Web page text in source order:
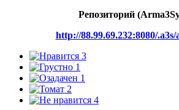
Репозиторий
http://88.99.69.232:8080/
3
1
1
2
4